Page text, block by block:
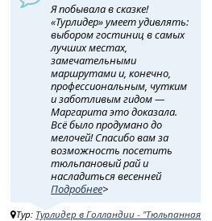
Я побывала в сказке!
«Турлидер» умеет удивлять:
выбором гостиниц в самых
лучших местах,
замечательными
маршрутами и, конечно,
профессиональным, чутким
и заботливым гидом —
Маргарита это доказала.
Всё было продумано до
мелочей! Спасибо вам за
возможность посетить
тюльпановый рай и
насладиться весенней
Подробнее>
Тур: Турлидер в Голландии - "Тюльпанная